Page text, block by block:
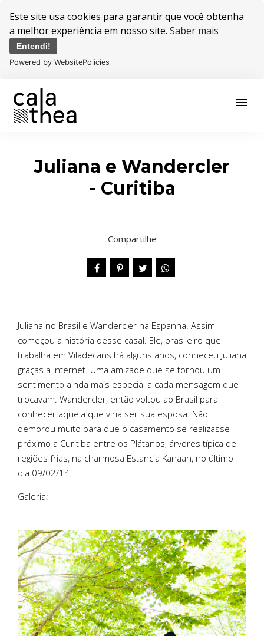
Este site usa cookies para garantir que você obtenha
a melhor experiência em nosso site. Saber mais
Entendi!
Powered by WebsitePolicies
menu
Juliana e Wandercler
- Curitiba
Compartilhe
Juliana no Brasil e Wandercler na Espanha. Assim
começou a história desse casal. Ele, brasileiro que
trabalha em Viladecans há alguns anos, conheceu Juliana
graças a internet. Uma amizade que se tornou um
sentimento ainda mais especial a cada mensagem que
trocavam. Wandercler, então voltou ao Brasil para
conhecer aquela que viria ser sua esposa. Não
demorou muito para que o casamento se realizasse
próximo a Curitiba entre os Plátanos, árvores típica de
regiões frias, na charmosa Estancia Kanaan, no último
dia 09/02/14.
Galeria: